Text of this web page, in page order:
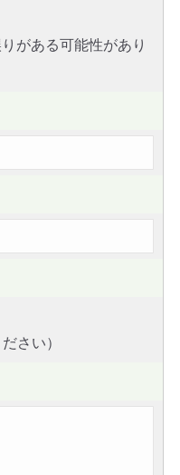
がある可能性があり
さい）